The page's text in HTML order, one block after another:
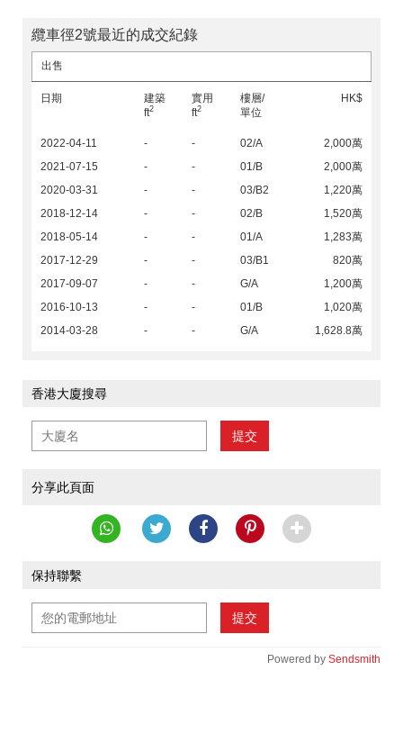
纜車徑2號最近的成交紀錄
出售
日期
建築
ft2
實用
ft2
樓層/
單位
HK$
2022-04-11 - - 02/A
2,000萬
2021-07-15
- - 01/B
2,000萬
2020-03-31
- - 03/B2
1,220萬
2018-12-14
- - 02/B
1,520萬
2018-05-14
- - 01/A
1,283萬
2017-12-29
- - 03/B1
820萬
2017-09-07
- - G/A
1,200萬
2016-10-13
- - 01/B
1,020萬
2014-03-28
- - G/A 1,628.8萬
香港大廈搜尋
提交
分享此頁面
保持聯繫
提交
Powered by Sendsmith